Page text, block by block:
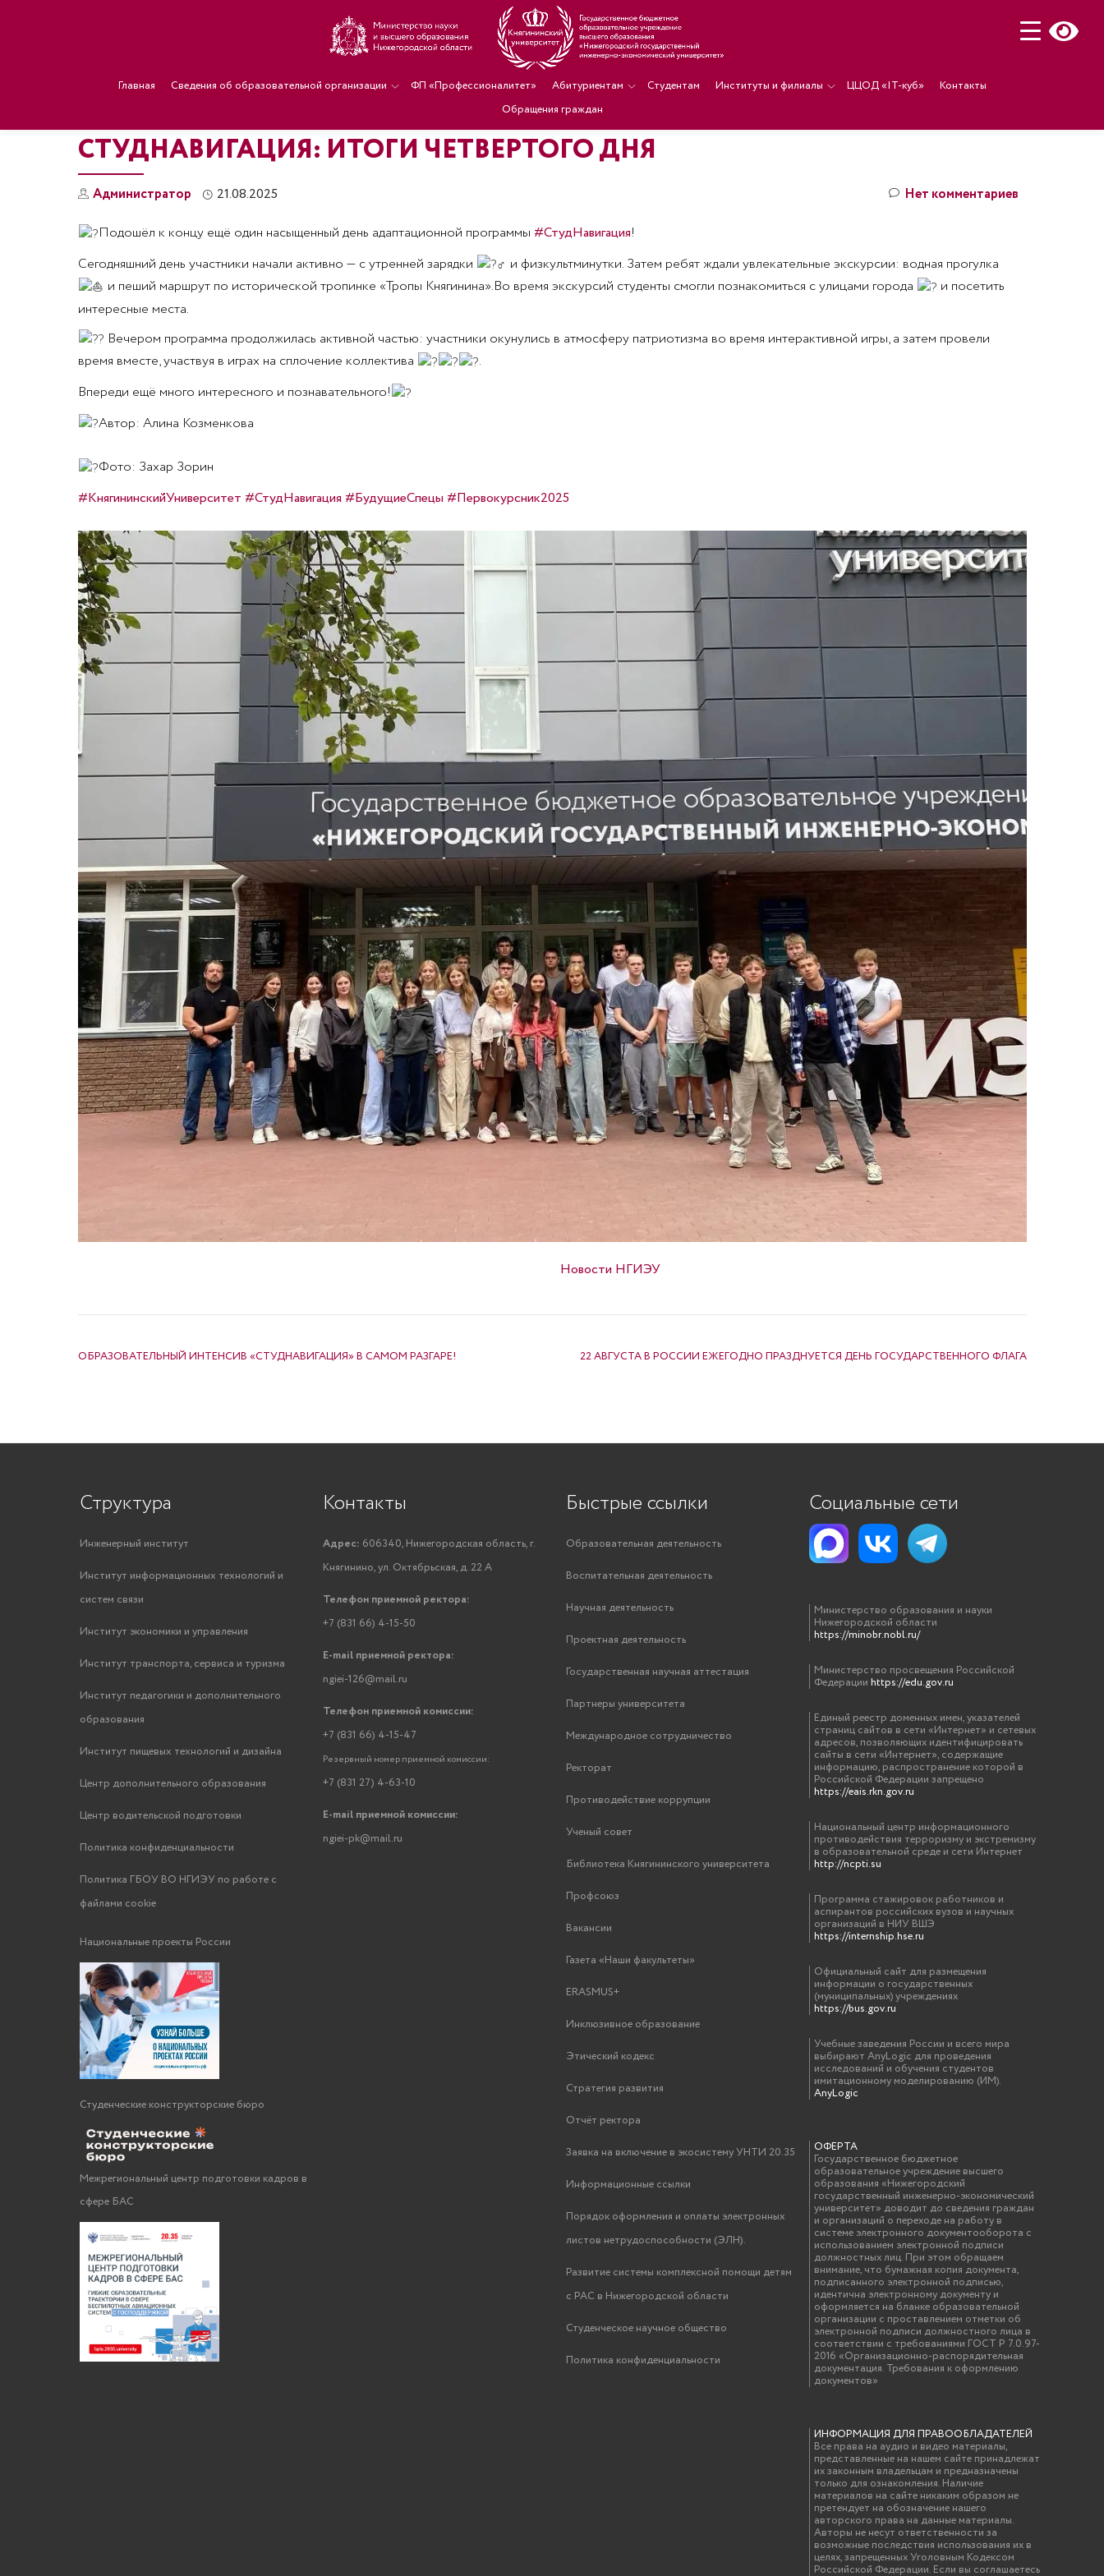
Главная Сведения об образовательной организации ФП «Профессионалитет» Абитуриентам Студентам Институты и филиалы ЦЦОД «IT-куб»
Контакты
Обращения граждан
СТУДНАВИГАЦИЯ: ИТОГИ ЧЕТВЕРТОГО ДНЯ
Администратор 21.08.2025 Нет комментариев
Подошёл к концу ещё один насыщенный день адаптационной программы #СтудНавигация!
Сегодняшний день участники начали активно — с утренней зарядки
и физкультминутки. Затем ребят ждали увлекательные экскурсии: водная прогулка
и пеший маршрут по исторической тропинке «Тропы Княгинина».Во время экскурсий студенты смогли познакомиться с улицами города
и посетить
интересные места.
Вечером программа продолжилась активной частью: участники окунулись в атмосферу патриотизма во время интерактивной игры, а затем провели
время вместе, участвуя в играх на сплочение коллектива
.
Впереди ещё много интересного и познавательного!
Автор: Алина Козменкова
Фото: Захар Зорин
#КнягининскийУниверситет #СтудНавигация #БудущиеСпецы #Первокурсник2025
Новости НГИЭУ
ОБРАЗОВАТЕЛЬНЫЙ ИНТЕНСИВ «СТУДНАВИГАЦИЯ» В САМОМ РАЗГАРЕ! 22 АВГУСТА В РОССИИ ЕЖЕГОДНО ПРАЗДНУЕТСЯ ДЕНЬ ГОСУДАРСТВЕННОГО ФЛАГА
Структура
Инженерный институт
Институт информационных технологий и
систем связи
Институт экономики и управления
Институт транспорта, сервиса и туризма
Институт педагогики и дополнительного
образования
Институт пищевых технологий и дизайна
Центр дополнительного образования
Центр водительской подготовки
Политика конфиденциальности
Политика ГБОУ ВО НГИЭУ по работе с
файлами cookie
Национальные проекты России
Студенческие конструкторские бюро
Межрегиональный центр подготовки кадров в
сфере БАС
Контакты
Адрес: 606340, Нижегородская область, г.
Княгинино, ул. Октябрьская, д. 22 А
Телефон приемной ректора:
+7 (831 66) 4-15-50
E-mail приемной ректора:
ngiei-126@mail.ru
Телефон приемной комиссии:
+7 (831 66) 4-15-47
Резервный номер приемной комиссии:
+7 (831 27) 4-63-10
E-mail приемной комиссии:
ngiei-pk@mail.ru
Быстрые ссылки
Образовательная деятельность
Воспитательная деятельность
Научная деятельность
Проектная деятельность
Государственная научная аттестация
Партнеры университета
Международное сотрудничество
Ректорат
Противодействие коррупции
Ученый совет
Библиотека Княгининского университета
Профсоюз
Вакансии
Газета «Наши факультеты»
ERASMUS+
Инклюзивное образование
Этический кодекс
Стратегия развития
Отчёт ректора
Заявка на включение в экосистему УНТИ 20.35
Информационные ссылки
Порядок оформления и оплаты электронных
листов нетрудоспособности (ЭЛН).
Развитие системы комплексной помощи детям
с РАС в Нижегородской области
Студенческое научное общество
Политика конфиденциальности
Социальные сети
Министерство образования и науки
Нижегородской области
https://minobr.nobl.ru/
Министерство просвещения Российской
Федерации https://edu.gov.ru
Единый реестр доменных имен, указателей
страниц сайтов в сети «Интернет» и сетевых
адресов, позволяющих идентифицировать
сайты в сети «Интернет», содержащие
информацию, распространение которой в
Российской Федерации запрещено
https://eais.rkn.gov.ru
Национальный центр информационного
противодействия терроризму и экстремизму
в образовательной среде и сети Интернет
http://ncpti.su
Программа стажировок работников и
аспирантов российских вузов и научных
организаций в НИУ ВШЭ
https://internship.hse.ru
Официальный сайт для размещения
информации о государственных
(муниципальных) учреждениях
https://bus.gov.ru
Учебные заведения России и всего мира
выбирают AnyLogic для проведения
исследований и обучения студентов
имитационному моделированию (ИМ).
AnyLogic
ОФЕРТА
Государственное бюджетное
образовательное учреждение высшего
образования «Нижегородский
государственный инженерно-экономический
университет» доводит до сведения граждан
и организаций о переходе на работу в
системе электронного документооборота с
использованием электронной подписи
должностных лиц. При этом обращаем
внимание, что бумажная копия документа,
подписанного электронной подписью,
идентична электронному документу и
оформляется на бланке образовательной
организации с проставлением отметки об
электронной подписи должностного лица в
соответствии с требованиями ГОСТ Р 7.0.97-
2016 «Организационно-распорядительная
документация. Требования к оформлению
документов»
ИНФОРМАЦИЯ ДЛЯ ПРАВООБЛАДАТЕЛЕЙ
Все права на аудио и видео материалы,
представленные на нашем сайте принадлежат
их законным владельцам и предназначены
только для ознакомления. Наличие
материалов на сайте никаким образом не
претендует на обозначение нашего
авторского права на данные материалы.
Авторы не несут ответственности за
возможные последствия использования их в
целях, запрещенных Уголовным Кодексом
Российской Федерации. Если вы соглашаетесь